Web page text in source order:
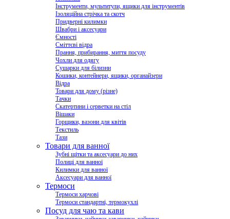
Інструменти, мультитули, ящики для інструментів
Ізоляційна стрічка та скотч
Придверні килимки
Швабри і аксесуари
Ємності
Сміттєві відра
Прання, прибирання, миття посуду
Чохли для одягу
Сушарки для білизни
Кошики, контейнери, ящики, органайзери
Відра
Товари для дому (різне)
Тачки
Скатертини і серветки на стіл
Вішаки
Горщики, вазони для квітів
Текстиль
Тази
Товари для ванної
Зубні щітки та аксесуари до них
Полиці для ванної
Килимки для ванної
Аксесуари для ванної
Термоси
Термоси харчові
Термоси стандартні, термокухлі
Посуд для чаю та кави